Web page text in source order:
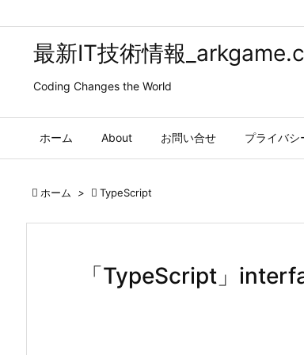
最新IT技術情報
Coding Changes the World
ホーム About お問い合せ プライバシ
 ホーム >  TypeScript
「TypeScript」